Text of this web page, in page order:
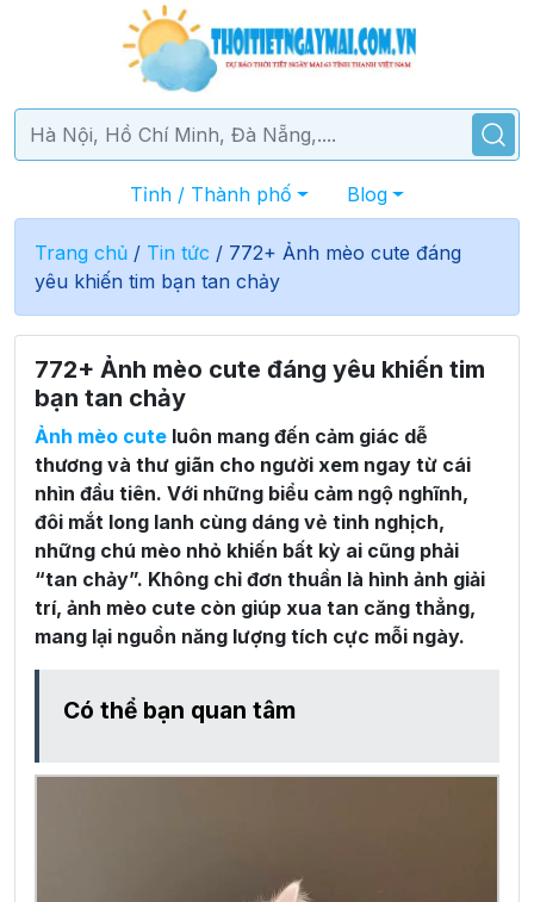
Tỉnh / Thành phố Blog
Trang chủ / Tin tức / 772+ Ảnh mèo cute đáng
yêu khiến tim bạn tan chảy
772+ Ảnh mèo cute đáng yêu khiến tim
bạn tan chảy
Ảnh mèo cute luôn mang đến cảm giác dễ
thương và thư giãn cho người xem ngay từ cái
nhìn đầu tiên. Với những biểu cảm ngộ nghĩnh,
đôi mắt long lanh cùng dáng vẻ tinh nghịch,
những chú mèo nhỏ khiến bất kỳ ai cũng phải
“tan chảy”. Không chỉ đơn thuần là hình ảnh giải
trí, ảnh mèo cute còn giúp xua tan căng thẳng,
mang lại nguồn năng lượng tích cực mỗi ngày.
Có thể bạn quan tâm